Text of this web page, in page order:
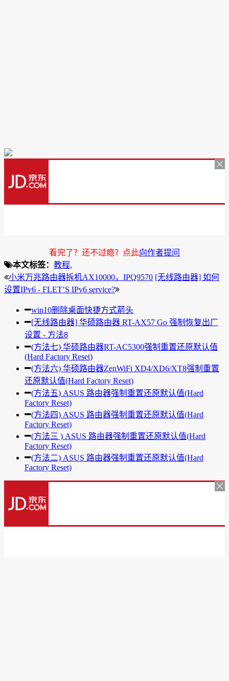
看完了？还不过瘾？点此向作者提问
本文标签： 教程,
小米万兆路由器拆机AX10000，IPQ9570 [无线路由器] 如何
设置IPv6 - FLET’S IPv6 service?
win10删除桌面快捷方式箭头
[无线路由器] 华硕路由器 RT-AX57 Go 强制恢复出厂
设置 - 方法8
(方法七) 华硕路由器RT-AC5300强制重置还原默认值
(Hard Factory Reset)
(方法六) 华硕路由器ZenWiFi XD4/XD6/XT8强制重置
还原默认值(Hard Factory Reset)
(方法五) ASUS 路由器强制重置还原默认值(Hard
Factory Reset)
(方法四) ASUS 路由器强制重置还原默认值(Hard
Factory Reset)
(方法三 ) ASUS 路由器强制重置还原默认值(Hard
Factory Reset)
(方法二) ASUS 路由器强制重置还原默认值(Hard
Factory Reset)